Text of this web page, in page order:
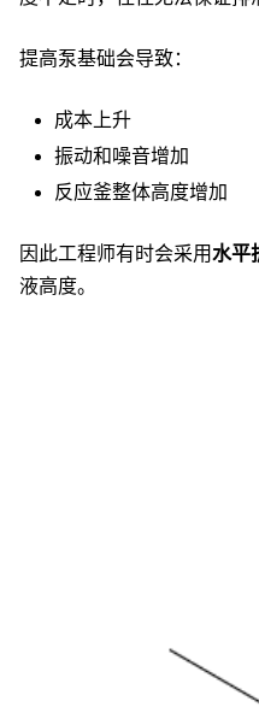
提高泵基础会导致：
成本上升
振动和噪音增加
反应釜整体高度增加
因此工程师有时会采用水平
液高度。